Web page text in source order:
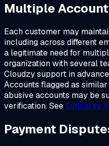
Multiple
Each customer may
including across different
a legitimate need for
organization with several
Cloudzy support in
Accounts flagged as
abusive accounts may be
verification. SeeSimilarity
Payment